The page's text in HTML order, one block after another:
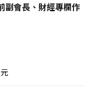
副會長、財經專欄作